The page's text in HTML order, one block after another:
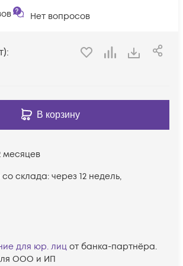
Нет вопросов
В корзину
месяцев
склада: через 12 недель,
для юр. лиц от банка-партнёра.
ООО и ИП